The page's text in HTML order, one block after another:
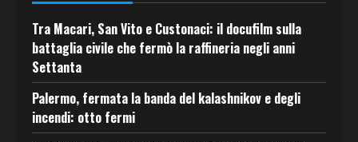
Tra Macari, San Vito e Custonaci: il docufilm sulla
battaglia civile che fermò la raffineria negli anni
Settanta
Palermo, fermata la banda del kalashnikov e degli
incendi: otto fermi